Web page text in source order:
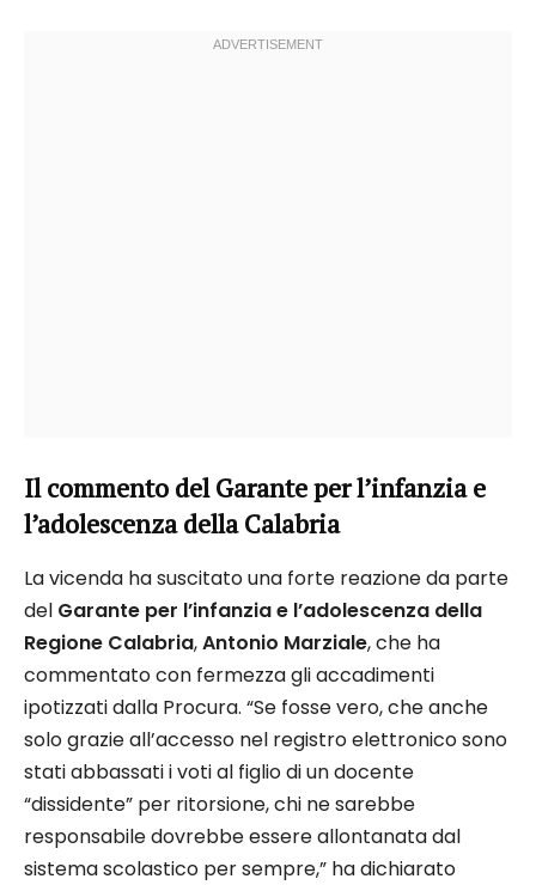
Il commento del Garante per l’infanzia e
l’adolescenza della Calabria
La vicenda ha suscitato una forte reazione da parte
del Garante per l’infanzia e l’adolescenza della
Regione Calabria,Antonio Marziale, che ha
commentato con fermezza gli accadimenti
ipotizzati dalla Procura. “Se fosse vero, che anche
solo grazie all’accesso nel registro elettronico sono
stati abbassati i voti al figlio di un docente
“dissidente” per ritorsione, chi ne sarebbe
responsabile dovrebbe essere allontanata dal
sistema scolastico per sempre,” ha dichiarato